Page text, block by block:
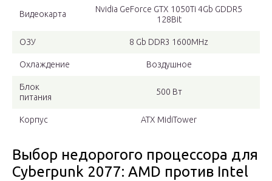
Видеокарта
Nvidia GeForce GTX 1050Ti 4Gb GDDR5
128Bit
ОЗУ 8 Gb DDR3 1600MHz
Охлаждение Воздушное
Блок
питания
500 Вт
Корпус ATX MidiTower
Выбор недорогого процессора для
Cyberpunk 2077: AMD против Intel